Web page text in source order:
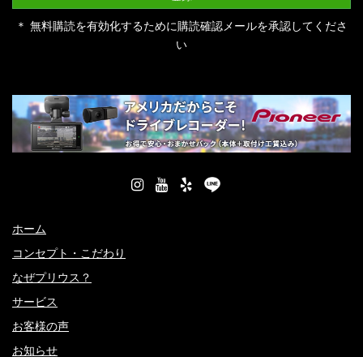
＊ 無料購読を有効化するために購読確認メールを承認してくださ
い
ホーム
コンセプト・こだわり
なぜプリウス？
サービス
お客様の声
お知らせ